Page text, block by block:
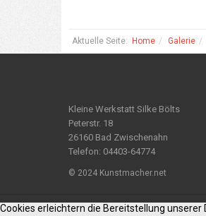
Aktuelle Seite: Home Galerie
Kleine Werkstatt Silke Bölts
Peterstr. 18
26160 Bad Zwischenahn
Telefon: 04403-64774
© 2024 Kunstmacher.net
Cookies erleichtern die Bereitstellung unserer